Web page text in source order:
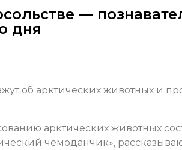
—
дня
об арктических животных и
арктических животных
чемоданчик»,